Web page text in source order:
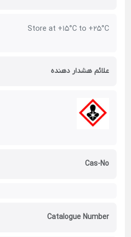
Store at +15°C to +25°C
علائم هشدار دهنده
Cas-No
Catalogue Number